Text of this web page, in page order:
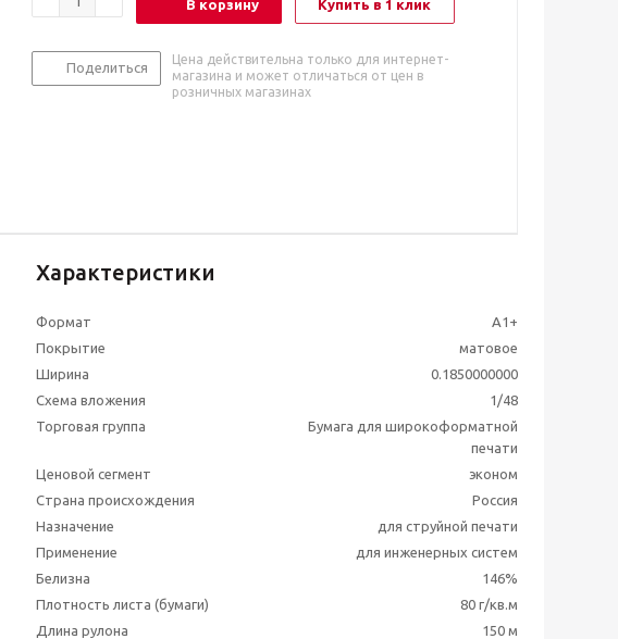
В корзину Купить в 1 клик
Поделиться
Цена действительна только для интернет-
магазина и может отличаться от цен в
розничных магазинах
Характеристики
Формат
А1+
Покрытие
матовое
Ширина
0.1850000000
Схема вложения
1/48
Торговая группа
Бумага для широкоформатной
печати
Ценовой сегмент
эконом
Страна происхождения
Россия
Назначение
для струйной печати
Применение
для инженерных систем
Белизна
146%
Плотность листа (бумаги)
80 г/кв.м
Длина рулона
150 м